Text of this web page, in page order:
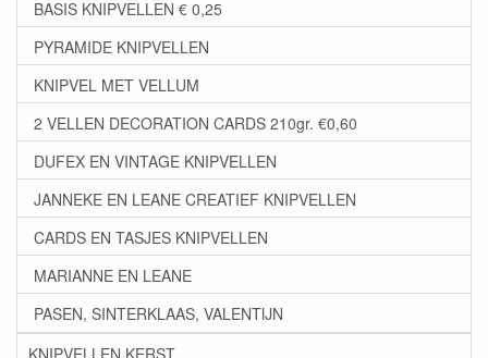
BASIS KNIPVELLEN € 0,25
PYRAMIDE KNIPVELLEN
KNIPVEL MET VELLUM
2 VELLEN DECORATION CARDS 210gr. €0,60
DUFEX EN VINTAGE KNIPVELLEN
JANNEKE EN LEANE CREATIEF KNIPVELLEN
CARDS EN TASJES KNIPVELLEN
MARIANNE EN LEANE
PASEN, SINTERKLAAS, VALENTIJN
KNIPVELLEN KERST